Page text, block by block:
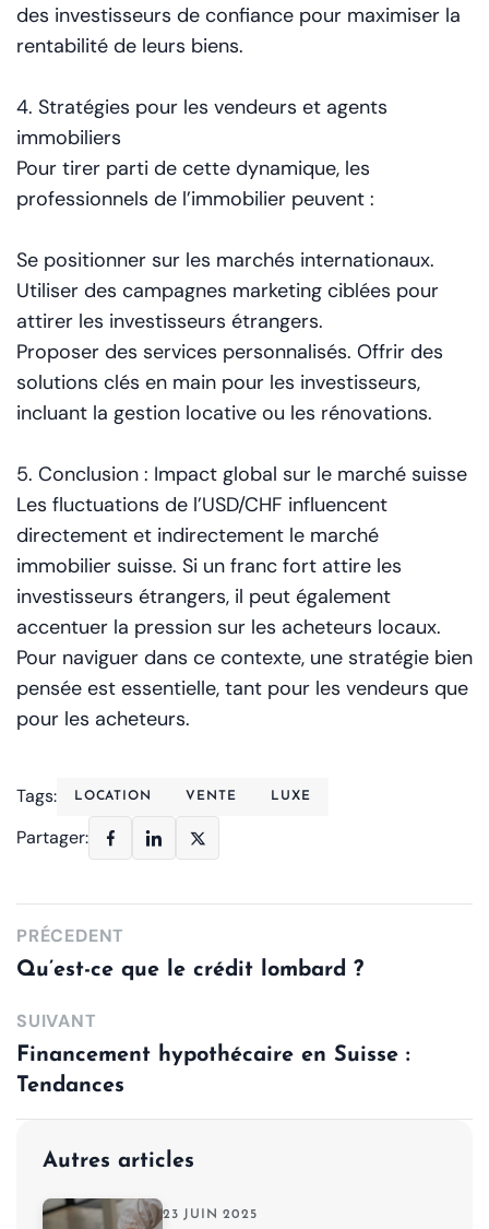
des investisseurs de confiance pour maximiser la
rentabilité de leurs biens.
4. Stratégies pour les vendeurs et agents
immobiliers
Pour tirer parti de cette dynamique, les
professionnels de l’immobilier peuvent :
Se positionner sur les marchés internationaux.
Utiliser des campagnes marketing ciblées pour
attirer les investisseurs étrangers.
Proposer des services personnalisés. Offrir des
solutions clés en main pour les investisseurs,
incluant la gestion locative ou les rénovations.
5. Conclusion : Impact global sur le marché suisse
Les fluctuations de l’USD/CHF influencent
directement et indirectement le marché
immobilier suisse. Si un franc fort attire les
investisseurs étrangers, il peut également
accentuer la pression sur les acheteurs locaux.
Pour naviguer dans ce contexte, une stratégie bien
pensée est essentielle, tant pour les vendeurs que
pour les acheteurs.
Tags: LOCATION VENTE LUXE
Partager:
PRÉCEDENT
Qu’est-ce que le crédit lombard ?
SUIVANT
Financement hypothécaire en Suisse :
Tendances
Autres articles
23 JUIN 2025